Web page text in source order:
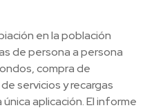
en la población
de persona a persona
compra de
servicios y recargas
aplicación. El informe